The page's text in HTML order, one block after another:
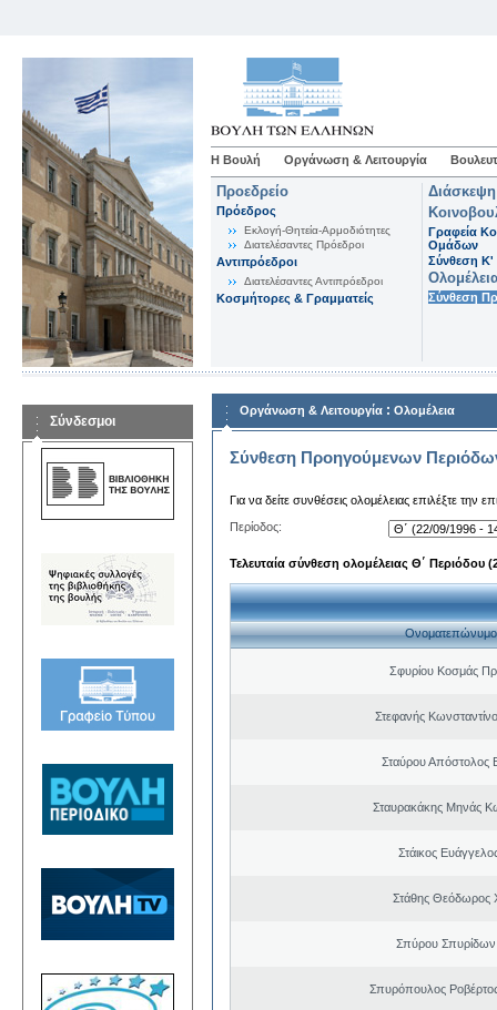
Η Βουλή Οργάνωση & Λειτουργία
Προεδρείο
Πρόεδρος
Εκλογή-Θητεία-Αρμοδιότητες
Διατελέσαντες Πρόεδροι
Αντιπρόεδροι
Διατελέσαντες Αντιπρόεδροι
Κοσμήτορες & Γραμματείς
Γραφεία
Ομάδων
Σύνθεση K'
Σύνθεση
Σύνδεσμοι
Οργάνωση & Λειτουργία : Ολομέλεια
Σύνθεση Προηγούμενων
Για να δείτε συνθέσεις ολομέλειας επιλέξτε την
Περίοδος:
Τελευταία σύνθεση ολομέλειας Θ΄ Περιόδου
Ονοματεπώνυμο
Σφυρίου Κοσμάς
Στεφανής
Σταύρου Απόστολος
Σταυρακάκης Μηνάς
Στάικος
Στάθης Θεόδωρος
Σπύρου Σπυρίδων
Σπυρόπουλος